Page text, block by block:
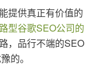
提供真正有价值的
型谷歌SEO公司的
，品行不端的SEO
的。